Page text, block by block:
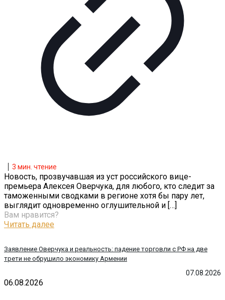
07.08.2026
Заявление Оверчука и реальность: падение торговли с РФ на две
трети не обрушило экономику Армении
3 мин. чтение
Новость, прозвучавшая из уст российского вице-
премьера Алексея Оверчука, для любого, кто следит за
таможенными сводками в регионе хотя бы пару лет,
выглядит одновременно оглушительной и […]
Вам нравится?
Читать далее
06.08.2026